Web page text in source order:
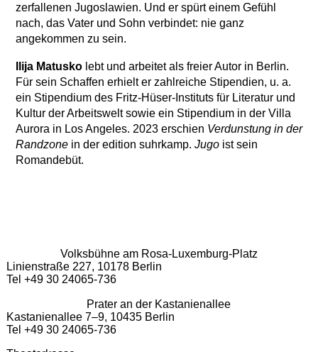
zerfallenen Jugoslawien. Und er spürt einem Gefühl
nach, das Vater und Sohn verbindet: nie ganz
angekommen zu sein.
Ilija Matuskolebt und arbeitet als freier Autor in Berlin.
Für sein Schaffen erhielt er zahlreiche Stipendien, u. a.
ein Stipendium des Fritz-Hüser-Instituts für Literatur und
Kultur der Arbeitswelt sowie ein Stipendium in der Villa
Aurora in Los Angeles. 2023 erschien Verdunstung in der
Randzonein der edition suhrkamp. Jugoist sein
Romandebüt.
Volksbühne am Rosa-Luxemburg-Platz
Linienstraße 227, 10178 Berlin
Tel +49 30 24065-736
Prater an der Kastanienallee
Kastanienallee 7–9, 10435 Berlin
Tel +49 30 24065-736